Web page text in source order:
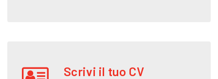
Scrivi il tuo CV